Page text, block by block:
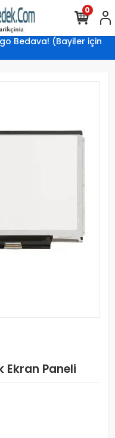
Bedava! (Bayiler için
0
Ekran Paneli